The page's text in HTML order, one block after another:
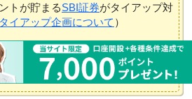
トが貯まるSBI証券がタイアップ対
タイアップ企画について ）